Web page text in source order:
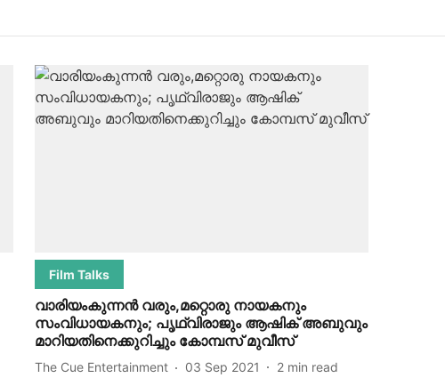
Film Talks
വാരിയംകുന്നന്‍ വരും,മറ്റൊരു നായകനും
സംവിധായകനും; പൃഥ്വിരാജും ആഷിക് അബുവും
മാറിയതിനെക്കുറിച്ചും കോമ്പസ് മുവീസ്
The Cue Entertainment 03 Sep 2021 2 min read